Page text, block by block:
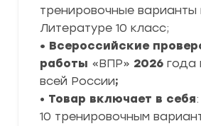
тренировочные варианты
Литературе 10 класс;
• Всероссийские
работы «ВПР» 2026 года
всей России;
• Товар включает в себя
10 тренировочным